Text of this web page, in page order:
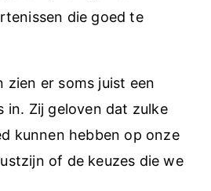
die goed te
zien er soms juist een
in. Zij geloven dat zulke
kunnen hebben op onze
of de keuzes die we